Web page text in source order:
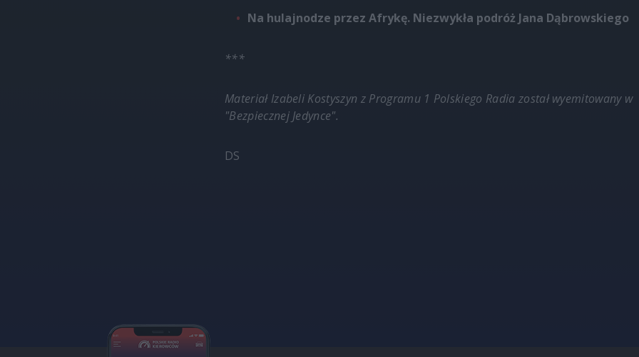
Na hulajnodze przez Afrykę. Niezwykła podróż Jana Dąbrowskiego
***
Materiał Izabeli Kostyszyn z Programu 1 Polskiego Radia został wyemitowany w
"Bezpiecznej Jedynce".
DS